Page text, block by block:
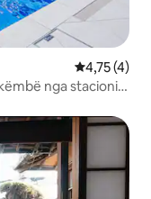
Vlerësimi
4,75 (4)
nga stacioni,